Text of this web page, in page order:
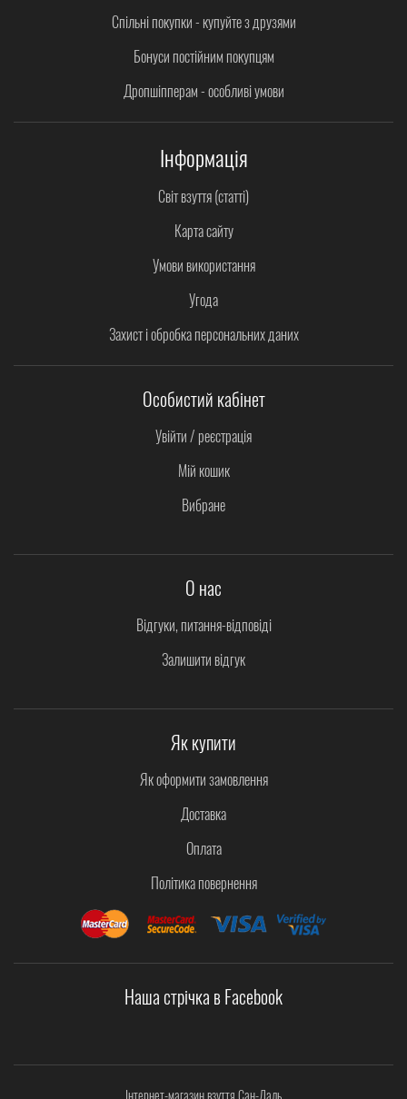
Спільні покупки - купуйте з друзями
Бонуси постійним покупцям
Дропшіпперам - особливі умови
Інформація
Світ взуття (статті)
Карта сайту
Умови використання
Угода
Захист і обробка персональних даних
Особистий кабінет
Увійти / реєстрація
Мій кошик
Вибране
О нас
Відгуки, питання-відповіді
Залишити відгук
Як купити
Як оформити замовлення
Доставка
Оплата
Політика повернення
Наша стрічка в Facebook
Інтернет-магазин взуття Сан-Даль